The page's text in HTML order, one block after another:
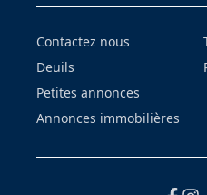
Contactez nous
Deuils
Petites annonces
Annonces immobilières